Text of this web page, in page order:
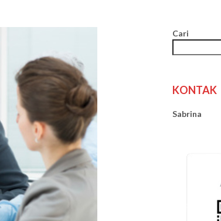
Cari
KONTAK
Sabrina